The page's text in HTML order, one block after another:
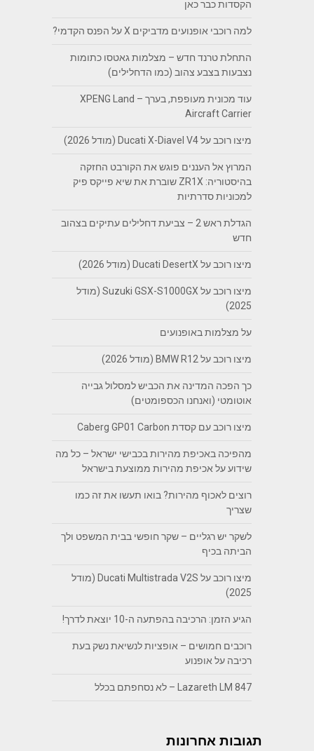
הקסדות כבר כאן
למה רוכבי אופנועים מדביקים X על הפנס הקדמי?
התחלת טרנד חדש – מצלמות גאטסו כתומות
נצבעות בצבע צהוב (כמו הדחלילים)
עוד מכונית מעופפת, בערך – XPENG Land
Aircraft Carrier
מיצו רוכב על Ducati X-Diavel V4 (מודל 2026)
המרוץ אל העננים פוגש את הקורבט החזקה
בהיסטוריה: ZR1X שוברת את שיא פייקס פיק
למכוניות סדרתיות
הגדלת ראש 2 – צביעת דחלילים עתיקים בצהוב
חדש
מיצו רוכב על Ducati DesertX (מודל 2026)
מיצו רוכב על Suzuki GSX-S1000GX (מודל
2025)
על מצלמות באופנועים
מיצו רוכב על BMW R12 (מודל 2026)
כך הפכה המדינה את הכביש למסלול גבייה
אוטומטי (ואנחנו הכספומטים)
מיצו רוכב עם קסדת Caberg GP01 Carbon
מהפיכה באכיפת מהירות בכבישי ישראל – כל מה
שידוע על אכיפת מהירות ממוצעת בישראל
רוצים לאכוף מהירות? בואו תעשו את זה כמו
שצריך
לשקר יש רגליים – שקר חופשי בבית המשפט ולך
הביתה בכיף
מיצו רוכב על Ducati Multistrada V2S (מודל
2025)
הגיע הזמן: הרכיבה בהפתעה ה-10 יוצאת לדרך!
רוכבים חמושים – אופציות לנשיאת נשק בעת
רכיבה על אופנוע
Lazareth LM 847 – לא נסחפתם בכלל
תגובות אחרונות